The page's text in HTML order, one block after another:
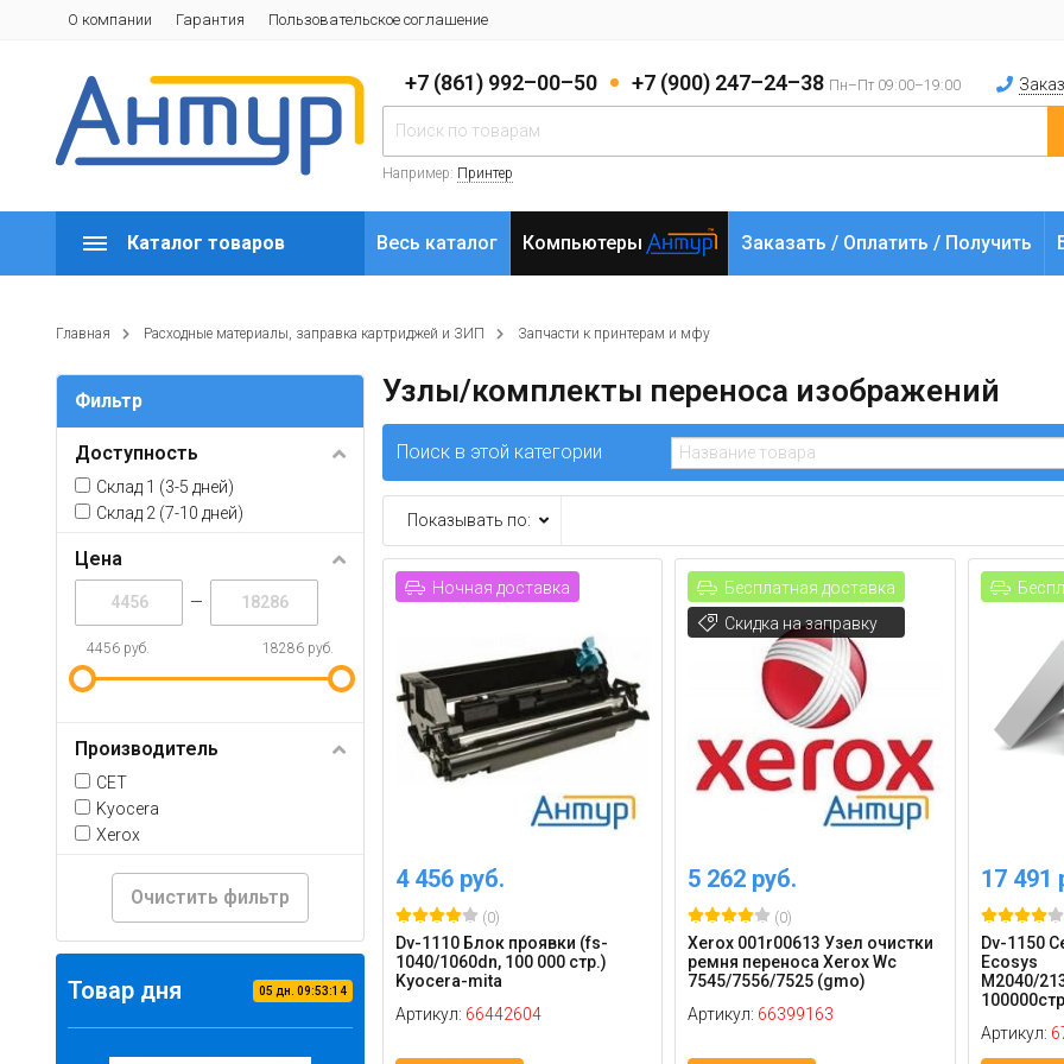
О компании Гарантия Пользовательское соглашение
+7 (861) 992–00–50 +7 (900) 247–24–38 Пн–Пт 09:00–19:00
Например: Принтер
Каталог товаров Весь каталог Компьютеры Заказать / Оплатить / Получить
Главная Расходные материалы, заправка картриджей и ЗИП Запчасти к принтерам и мфу
Фильтр
Доступность
Склад 1 (3-5 дней)
Склад 2 (7-10 дней)
Цена
—
4456 руб. 18286 руб.
Производитель
CET
Kyocera
Xerox
Очистить фильтр
Товар дня 05 дн. 09:53:13
Узлы/комплекты переноса изображений
Поиск в этой категории
Показывать по:
Ночная доставка
4 456 руб.
(0)
Dv-1110 Блок проявки (fs-
1040/1060dn, 100 000 стр.)
Kyocera-mita
Артикул: 66442604
Бесплатная доставка
Скидка на заправку
5 262 руб.
(0)
Xerox 001r00613 Узел очистки
ремня переноса Xerox Wc
7545/7556/7525 (gmo)
Артикул: 66399163
17 491
Dv-1150
Ecosys
M2040/
Артикул: